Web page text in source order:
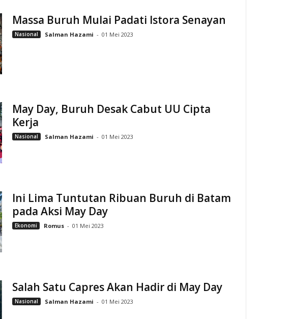
Massa Buruh Mulai Padati Istora Senayan
Nasional Salman Hazami - 01 Mei 2023
May Day, Buruh Desak Cabut UU Cipta
Kerja
Nasional Salman Hazami - 01 Mei 2023
Ini Lima Tuntutan Ribuan Buruh di Batam
pada Aksi May Day
Ekonomi Romus - 01 Mei 2023
Salah Satu Capres Akan Hadir di May Day
Nasional Salman Hazami - 01 Mei 2023